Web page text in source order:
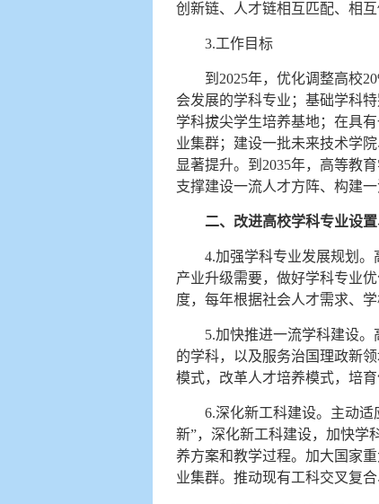
创新链、人才链相互匹配、相互
3.工作目标
到2025年，优化调整高校
会发展的学科专业；基础学科
学科拔尖学生培养基地；在具
业集群；建设一批未来技术学
显著提升。到2035年，高等教
支撑建设一流人才方阵、构建
二、改进高校学科专业设
4.加强学科专业发展规划
产业升级需要，做好学科专业
度，每年根据社会人才需求、
5.加快推进一流学科建设
的学科，以及服务治国理政新
模式，改革人才培养模式，培
6.深化新工科建设。主动
新”，深化新工科建设，加快学
养方案和教学过程。加大国家
业集群。推动现有工科交叉复